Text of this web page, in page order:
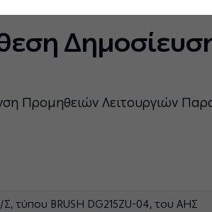
Προμηθειών Λειτουργιών
τύπου BRUSH DG215ZU-04, του ΑΗΣ